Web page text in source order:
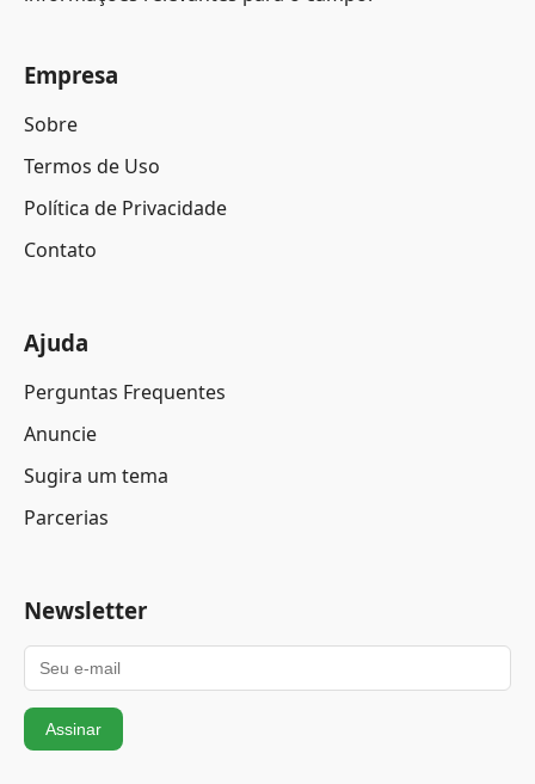
Empresa
Sobre
Termos de Uso
Política de Privacidade
Contato
Ajuda
Perguntas Frequentes
Anuncie
Sugira um tema
Parcerias
Newsletter
Assinar